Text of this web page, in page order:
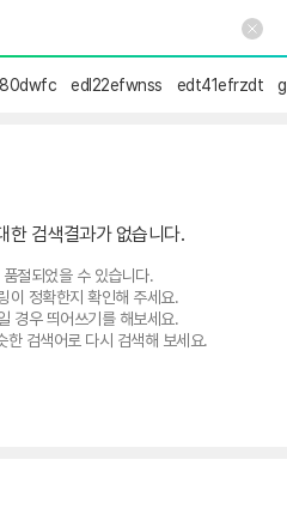
edl22efwnss edt41efrzdt
한 검색결과가 없습니다.
절되었을 수 있습니다.
이 정확한지 확인해 주세요.
경우 띄어쓰기를 해보세요.
한 검색어로 다시 검색해 보세요.